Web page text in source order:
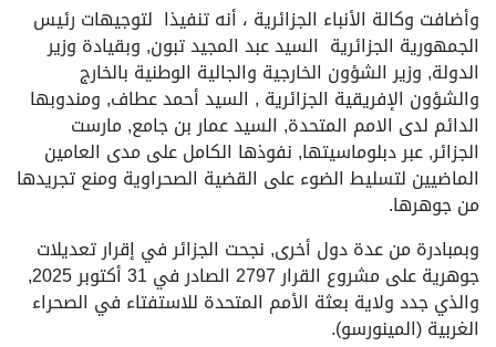
وأضافت وكالة الأنباء الجزائرية ، أنه تنفيذا لتوجيهات رئيس
الجمهورية الجزائرية السيد عبد المجيد تبون, وبقيادة وزير
الدولة, وزير الشؤون الخارجية والجالية الوطنية بالخارج
والشؤون الإفريقية الجزائرية , السيد أحمد عطاف, ومندوبها
الدائم لدى الامم المتحدة, السيد عمار بن جامع, مارست
الجزائر, عبر دبلوماسيتها, نفوذها الكامل على مدى العامين
الماضيين لتسليط الضوء على القضية الصحراوية ومنع تجريدها
من جوهرها.
وبمبادرة من عدة دول أخرى, نجحت الجزائر في إقرار تعديلات
جوهرية على مشروع القرار 2797 الصادر في 31 أكتوبر 2025,
والذي جدد ولاية بعثة الأمم المتحدة للاستفتاء في الصحراء
الغربية (المينورسو).